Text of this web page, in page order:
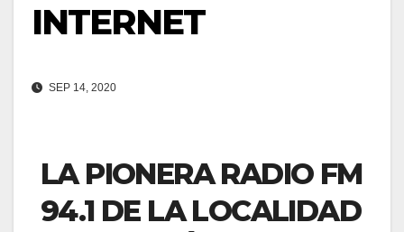
INTERNET
SEP 14, 2020
LA PIONERA RADIO FM
94.1 DE LA LOCALIDAD